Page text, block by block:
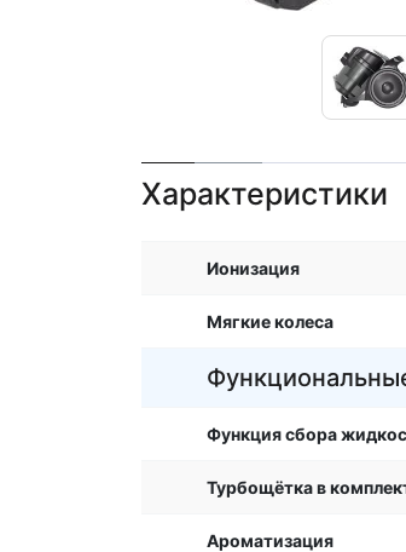
Характеристики
Ионизация
Мягкие колеса
Функция сбора
Турбощётка в
Ароматизация